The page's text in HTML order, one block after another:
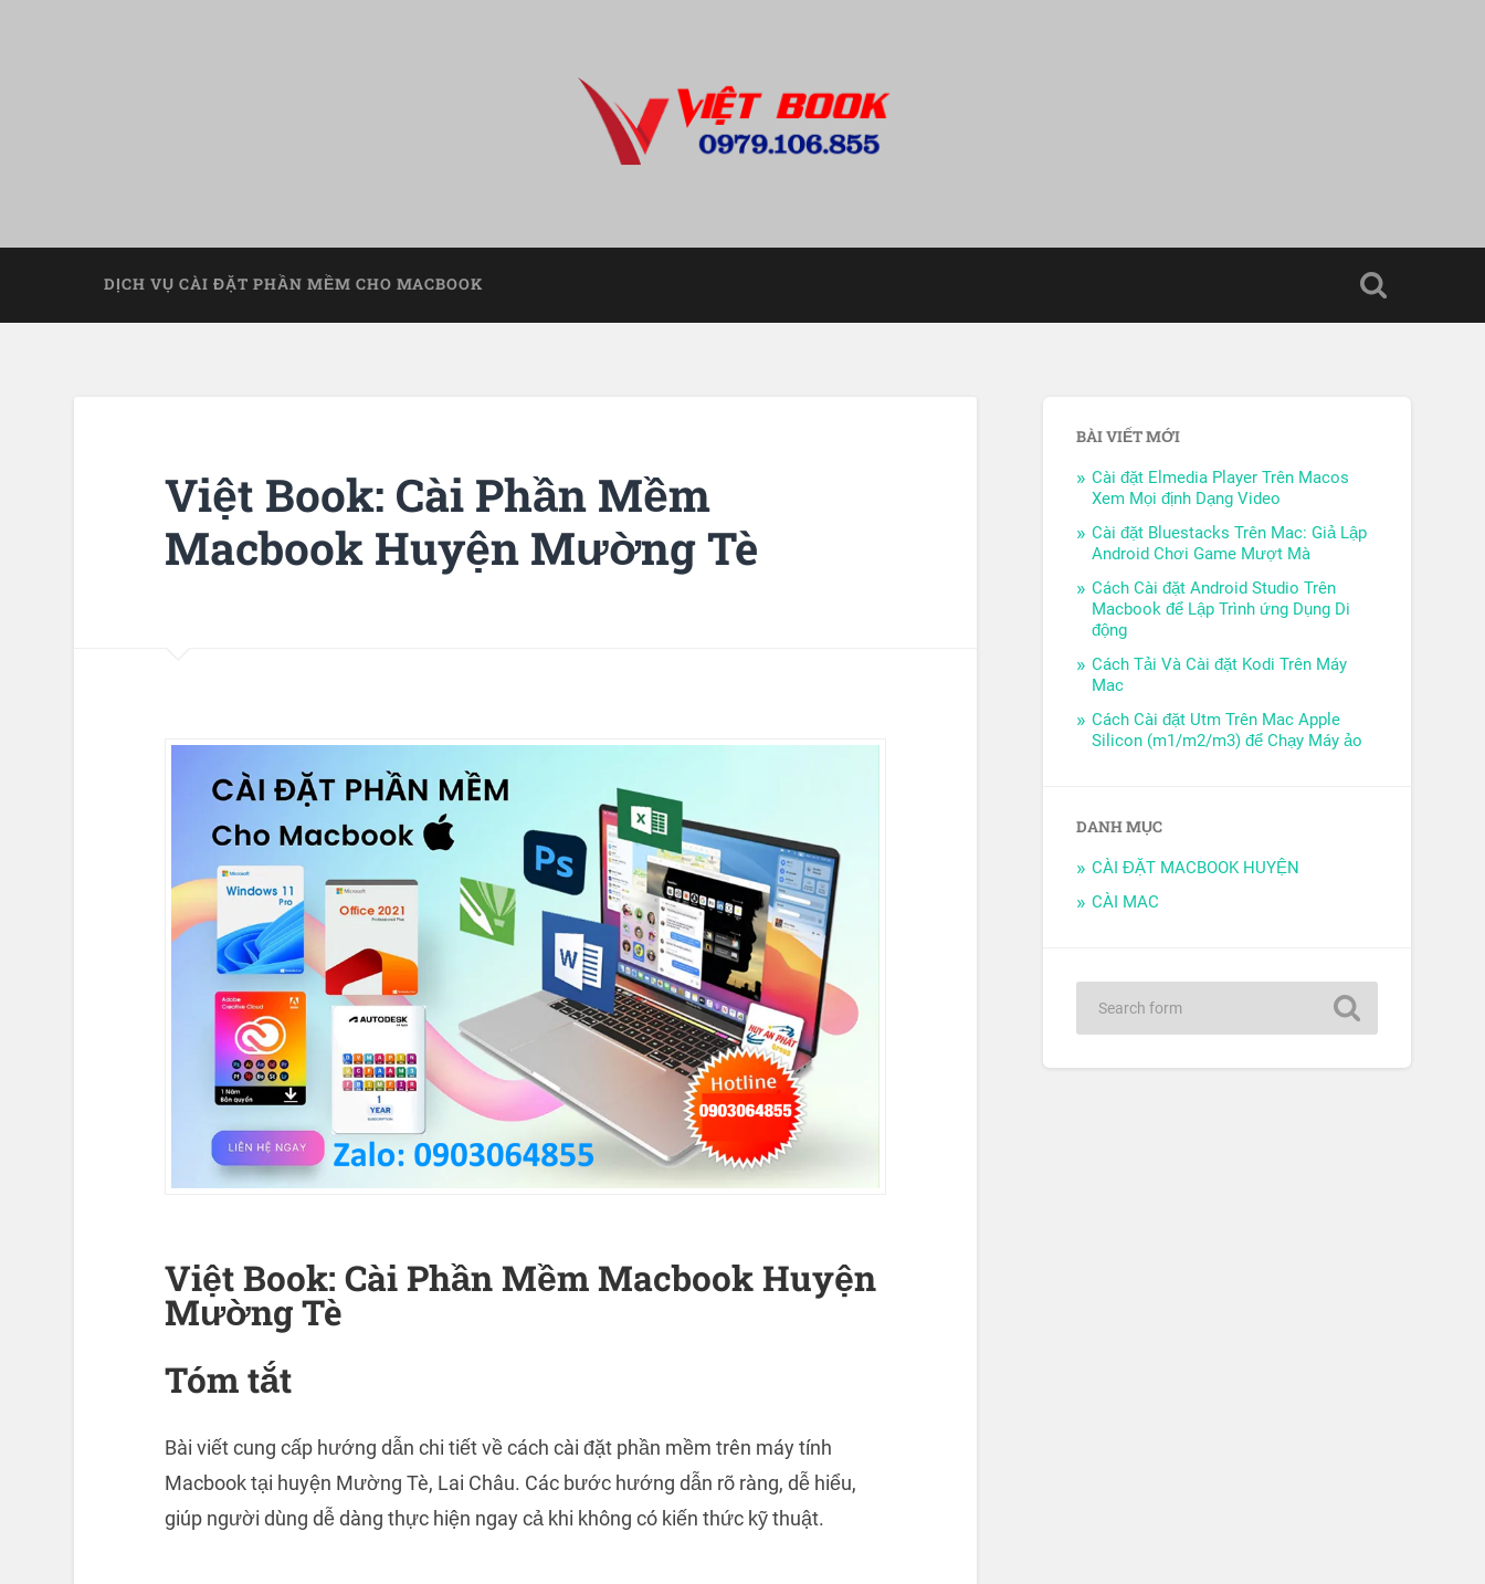
DỊCH VỤ CÀI ĐẶT PHẦN MỀM CHO MACBOOK
Việt Book: Cài Phần Mềm
Macbook Huyện Mường Tè
Việt Book: Cài Phần Mềm Macbook Huyện
Mường Tè
Tóm tắt
Bài viết cung cấp hướng dẫn chi tiết về cách cài đặt phần mềm trên máy tính
Macbook tại huyện Mường Tè, Lai Châu. Các bước hướng dẫn rõ ràng, dễ hiểu,
giúp người dùng dễ dàng thực hiện ngay cả khi không có kiến thức kỹ thuật.
BÀI VIẾT MỚI
Cài đặt Elmedia Player Trên Macos
Xem Mọi định Dạng Video
Cài đặt Bluestacks Trên Mac: Giả Lập
Android Chơi Game Mượt Mà
Cách Cài đặt Android Studio Trên
Macbook để Lập Trình ứng Dụng Di
động
Cách Tải Và Cài đặt Kodi Trên Máy
Mac
Cách Cài đặt Utm Trên Mac Apple
Silicon (m1/m2/m3) để Chạy Máy ảo
DANH MỤC
CÀI ĐẶT MACBOOK HUYỆN
CÀI MAC